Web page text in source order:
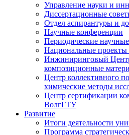
Управление науки и
Диссертационные
Отдел аспирантуры и
Научные конференции
Периодические
Национальные проекты
Инжиниринговый
композиционные
Центр коллективного
химические методы
Центр сертификации
ВолгГТУ
Развитие
Итоги деятельности
Программа